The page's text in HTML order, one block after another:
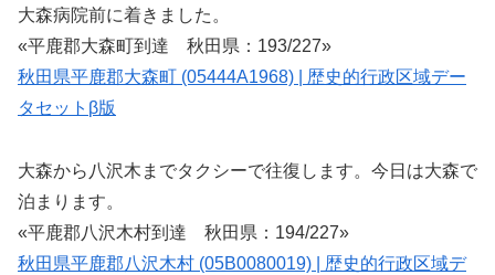
大森病院前に着きました。
«平鹿郡大森町到達 秋田県：193/227»
秋田県平鹿郡大森町 (05444A1968) | 歴史的行政区域デー
タセットβ版
大森から八沢木までタクシーで往復します。今日は大森で
泊まります。
«平鹿郡八沢木村到達 秋田県：194/227»
秋田県平鹿郡八沢木村 (05B0080019) | 歴史的行政区域デ